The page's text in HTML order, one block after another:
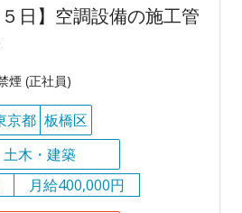
５日】空調設備の施工管
煙 (正社員)
京都 板橋区
土木・建築
月給400,000円